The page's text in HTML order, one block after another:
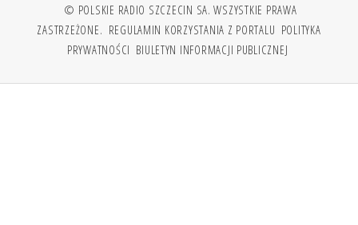
© POLSKIE RADIO SZCZECIN SA. WSZYSTKIE PRAWA
ZASTRZEŻONE. REGULAMIN KORZYSTANIA Z PORTALU POLITYKA
PRYWATNOŚCI BIULETYN INFORMACJI PUBLICZNEJ